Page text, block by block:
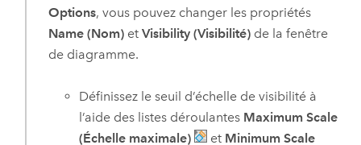
Options, vous pouvez changer les propriétés
Name (Nom)et Visibility (Visibilité)de la fenêtre
de diagramme.
Définissez le seuil d’échelle de visibilité à
l’aide des listes déroulantes Maximum Scale
(Échelle maximale)
et Minimum Scale